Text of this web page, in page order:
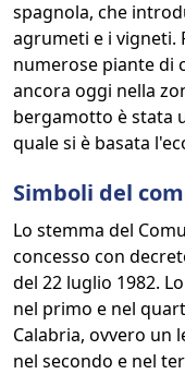
spagnola, che
agrumeti e i vigneti.
numerose piante di
ancora oggi nella
bergamotto è stata
quale si è basata
Simboli del
Lo stemma del
concesso con
del 22 luglio 1982.
nel primo e nel
Calabria, ovvero un
nel secondo e nel